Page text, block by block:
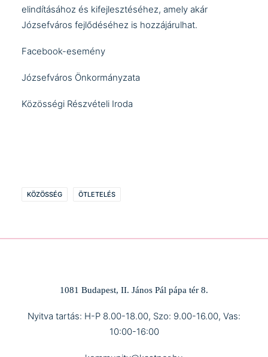
elindításához és kifejlesztéséhez, amely akár
Józsefváros fejlődéséhez is hozzájárulhat.
Facebook-esemény
Józsefváros Önkormányzata
Közösségi Részvételi Iroda
KÖZÖSSÉG ÖTLETELÉS
1081 Budapest, II. János Pál pápa tér 8.
Nyitva tartás: H-P 8.00-18.00, Szo: 9.00-16.00, Vas:
10:00-16:00